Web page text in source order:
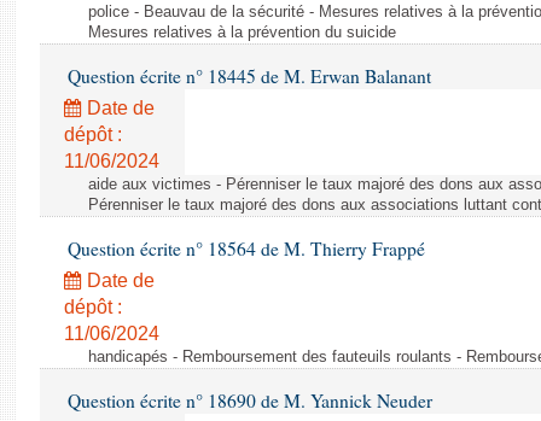
police - Beauvau de la sécurité - Mesures relatives à la
Mesures relatives à la prévention du suicide
Question écrite n° 18445 de M. Erwan Balanant
Date de
dépôt :
11/06/2024
aide aux victimes - Pérenniser le taux majoré des dons aux
Pérenniser le taux majoré des dons aux associations luttant
Question écrite n° 18564 de M. Thierry Frappé
Date de
dépôt :
11/06/2024
handicapés - Remboursement des fauteuils roulants -
Question écrite n° 18690 de M. Yannick Neuder